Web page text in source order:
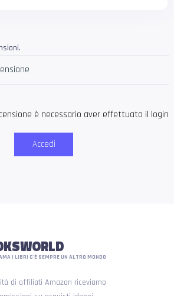
è necessario aver effettuato il login
Accedi
I LIBRI C'È SEMPRE UN ALTRO MONDO
di affiliati Amazon riceviamo